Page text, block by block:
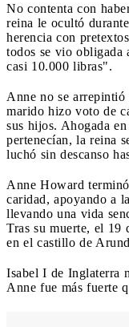
No contenta con
reina le ocultó
herencia con
todos se vio obligada
casi 10.000 libras".
Anne no se arrepintió
marido hizo voto de
sus hijos. Ahogada
pertenecían, la reina
luchó sin descanso
Anne Howard
caridad, apoyando a
llevando una vida
Tras su muerte, el 19
en el castillo de
Isabel I de Inglaterra
Anne fue más fuerte